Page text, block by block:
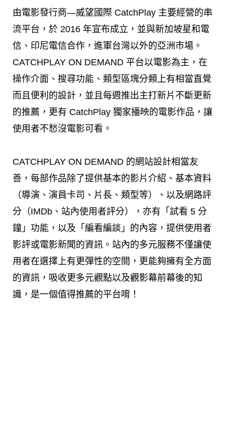
由電影發行商—威望國際 CatchPlay 主要經營的串
流平台，於 2016 年宣布成立，並與新加坡星和電
信、印尼電信合作，進軍台灣以外的亞洲市場。
CATCHPLAY ON DEMAND 平台以電影為主，在
操作介面、搜尋功能、類型區塊分類上有相當直覺
而且便利的設計，並且每週推出主打新片不斷更新
的推薦，更有 CatchPlay 獨家播映的電影作品，讓
使用者不愁沒電影可看。
CATCHPLAY ON DEMAND 的網站設計相當友
善，每部作品除了提供基本的影片介紹、基本資料
（導演、演員卡司、片長、類型等）、以及網路評
分（IMDb、站內使用者評分），亦有「試看 5 分
鐘」功能，以及「編看編談」的內容，提供使用者
影評或電影新聞的資訊。站內的多元服務不僅讓使
用者在選擇上有更彈性的空間，更能夠擁有全方面
的資訊，吸收更多元觀點以及觀影幕前幕後的知
識，是一個值得推薦的平台唷！